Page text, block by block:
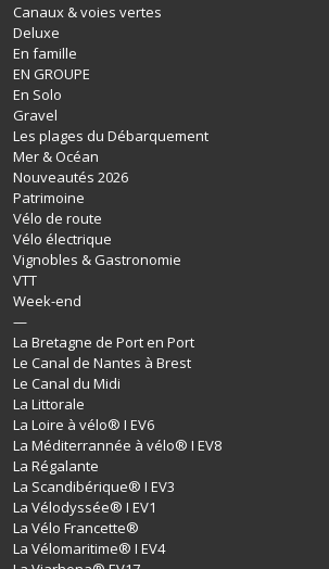
Canaux & voies vertes
Deluxe
En famille
EN GROUPE
En Solo
Gravel
Les plages du Débarquement
Mer & Océan
Nouveautés 2026
Patrimoine
Vélo de route
Vélo électrique
Vignobles & Gastronomie
VTT
Week-end
—
La Bretagne de Port en Port
Le Canal de Nantes à Brest
Le Canal du Midi
La Littorale
La Loire à vélo® I EV6
La Méditerrannée à vélo® I EV8
La Régalante
La Scandibérique® I EV3
La Vélodyssée® I EV1
La Vélo Francette®
La Vélomaritime® I EV4